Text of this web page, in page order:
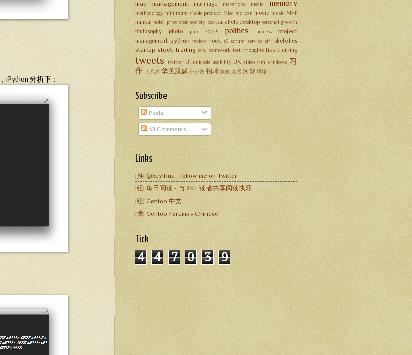
iPython 分析下：
mac management marriage mavericks media memory
methodology minimum viable product Misc mo yan movie music MVP
nankai nobel prize open society osx parallels desktop personal growth
philosophy photo php PM2.5 politics process
project
management python review rock s3 scrum service siri sketches
startup stock trading svn teamwork test thoughts tips training
tweets twitter UI unicode usability UX video vim windows 习
作 十八大 华美汉盛 小小说 招聘 搞笑 杂感 河蟹 職場
Subscribe
Posts
All Comments
Links
|推| @xuyihua - follow me on Twitter
|組| 每日阅读 - 与 2K+ 读者共享阅读快乐
|組| Gentoo 中文
|壇| Gentoo Forums » Chinese
Tick
4 4 7 0 3 9